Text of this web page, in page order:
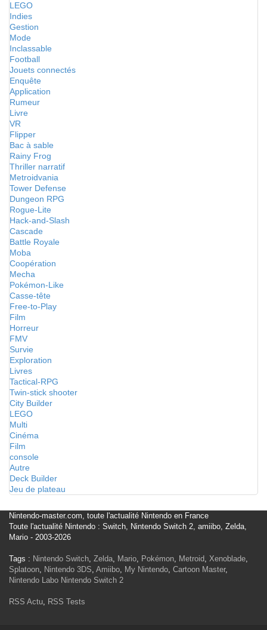
LEGO
Indies
Gestion
Mode
Inclassable
Football
Jouets connectés
Enquête
Application
Rumeur
Livre
VR
Flipper
Bac à sable
Rainy Frog
Thriller narratif
Metroidvania
Tower Defense
Dungeon RPG
Rogue-Lite
Hack-and-Slash
Cascade
Battle Royale
Moba
Coopération
Mecha
Pokémon-Like
Casse-tête
Free-to-Play
Film
Horreur
FMV
Survie
Exploration
Livres
Tactical-RPG
Twin-stick shooter
City Builder
LEGO
Multi
Cinéma
Film
console
Autre
Deck Builder
Jeu de plateau
Nintendo-master.com, toute l'actualité Nintendo en France
Toute l'actualité Nintendo : Switch, Nintendo Switch 2, amiibo, Zelda,
Mario - 2003-2026
Tags : Nintendo Switch, Zelda, Mario, Pokémon, Metroid, Xenoblade,
Splatoon, Nintendo 3DS, Amiibo, My Nintendo, Cartoon Master,
Nintendo Labo Nintendo Switch 2
RSS Actu, RSS Tests